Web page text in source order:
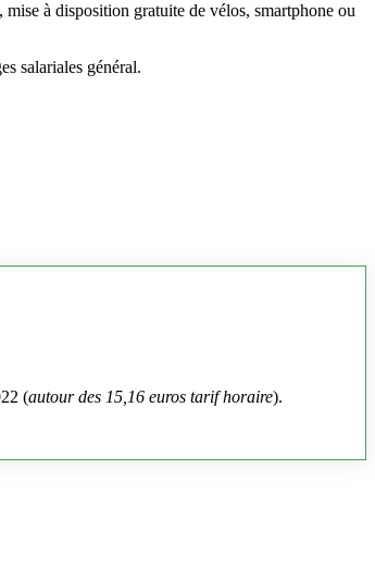
à disposition gratuite de vélos, smartphone ou
salariales général.
(autour des 15,16 euros tarif horaire).